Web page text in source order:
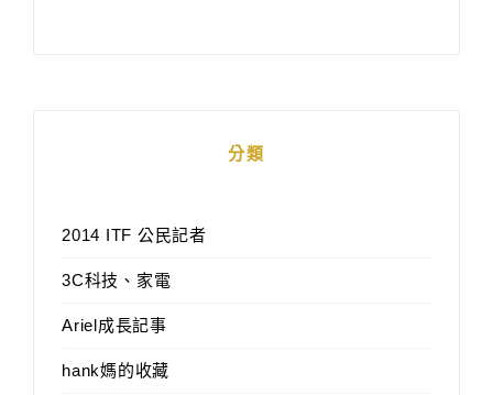
分類
2014 ITF 公民記者
3C科技、家電
Ariel成長記事
hank媽的收藏